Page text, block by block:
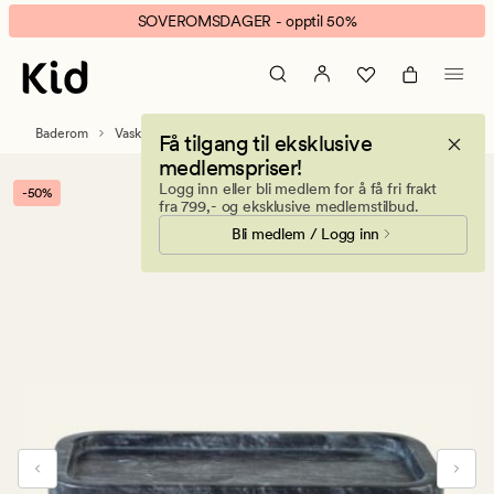
Johanne
fat
svart
banner.
Klikk
ESCAPE
pause.
SOVEROMSDAGER - opptil 50%
Få tilgang til eksklusive
medlemspriser!
Logg inn eller bli medlem for å få fri frakt
fra 799,- og eksklusive medlemstilbud.
Bli medlem / Logg inn
Baderom Vaskemiddel
-50%